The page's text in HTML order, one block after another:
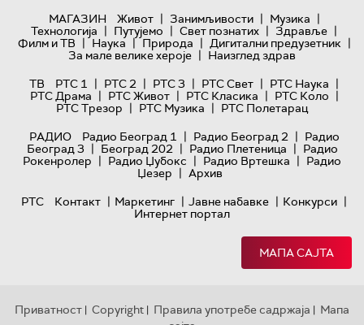
МАГАЗИН
Живот | Занимљивости | Музика |
Технологијa | Путујемо | Свет познатих | Здравље |
Филм и ТВ | Наука | Природа | Дигитални предузетник |
За мале велике хероје | Наизглед здрав
ТВ
РТС 1 | РТС 2 | РТС 3 | РТС Свет | РТС Наука |
РТС Драма | РТС Живот | РТС Класика | РТС Коло |
РТС Трезор | РТС Музика | РТС Полетарац
РАДИО
Радио Београд 1 | Радио Београд 2 | Радио
Београд 3 | Београд 202 | Радио Плетеница | Радио
Рокенролер | Радио Џубокс | Радио Вртешка | Радио
Џезер | Архив
РТС
Контакт | Маркетинг | Јавне набавке | Конкурси |
Интернет портал
МАПА САЈТА
Приватност | Copyright | Правила употребе садржаја | Мапа